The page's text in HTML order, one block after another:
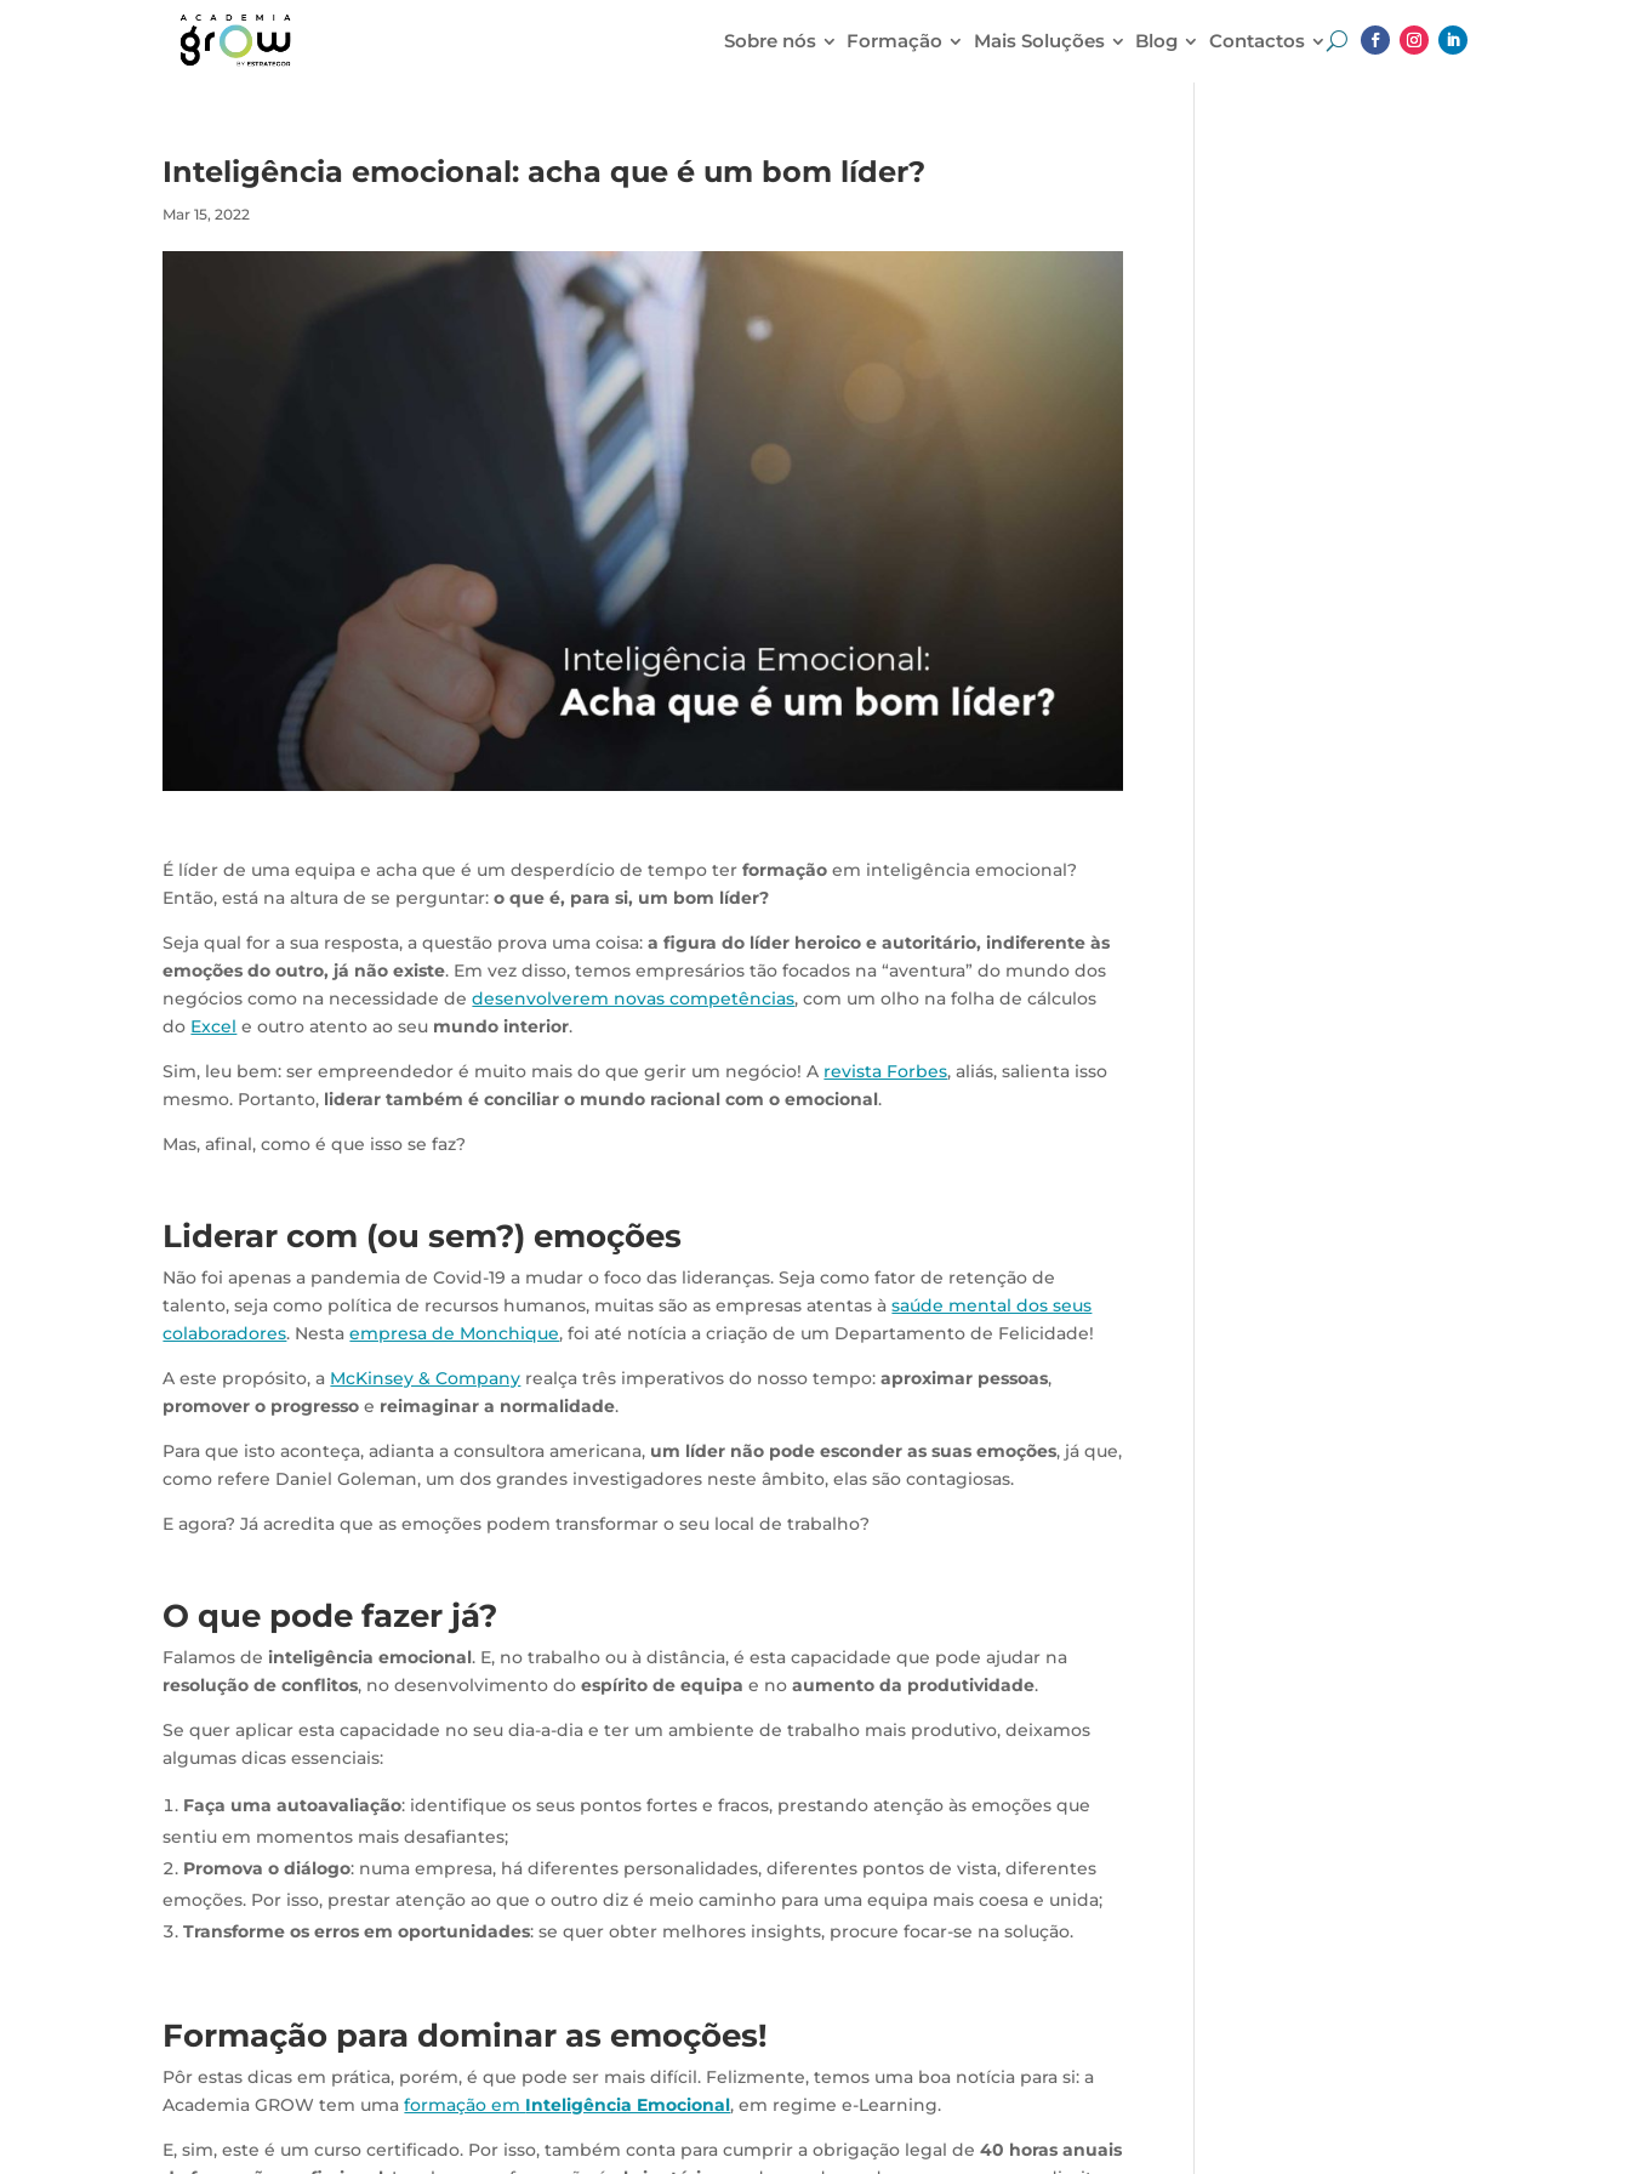
Sobre nós Formação Mais Soluções Blog Contactos
Inteligência emocional: acha que é um bom líder?
Mar 15, 2022
É líder de uma equipa e acha que é um desperdício de tempo terformação em inteligência emocional?
Então, está na altura de se perguntar:o que é, para si, um bom líder?
Seja qual for a sua resposta, a questão prova uma coisa:a figura do líder heroico e autoritário, indiferente às
emoções do outro, já não existe. Em vez disso, temos empresários tão focados na “aventura” do mundo dos
negócios como na necessidade dedesenvolverem novas competências, com um olho na folha de cálculos
do Excel e outro atento ao seu mundo interior.
Sim, leu bem: ser empreendedor é muito mais do que gerir um negócio! A revista Forbes, aliás, salienta isso
mesmo. Portanto, liderar também é conciliar o mundo racional com o emocional.
Mas, afinal, como é que isso se faz?
Liderar com (ou sem?) emoções
Não foi apenas a pandemia de Covid-19 a mudar o foco das lideranças. Seja como fator de retenção de
talento, seja como política de recursos humanos, muitas são as empresas atentas àsaúde mental dos seus
colaboradores. Nestaempresa de Monchique, foi até notícia a criação de um Departamento de Felicidade!
A este propósito, a McKinsey & Company realça três imperativos do nosso tempo:aproximar pessoas,
promover o progresso e reimaginar a normalidade.
Para que isto aconteça, adianta a consultora americana, um líder não pode esconder as suas emoções, já que,
como refere Daniel Goleman, um dos grandes investigadores neste âmbito, elas são contagiosas.
E agora? Já acredita que as emoções podem transformar o seu local de trabalho?
O que pode fazer já?
Falamos deinteligência emocional. E, no trabalho ou à distância, é esta capacidade que pode ajudar na
resolução de conflitos, no desenvolvimento doespírito de equipa e noaumento da produtividade.
Se quer aplicar esta capacidade no seu dia-a-dia e ter um ambiente de trabalho mais produtivo, deixamos
algumas dicas essenciais:
Faça uma autoavaliação: identifique os seus pontos fortes e fracos, prestando atenção às emoções que
sentiu em momentos mais desafiantes;
Promova o diálogo: numa empresa, há diferentes personalidades, diferentes pontos de vista, diferentes
emoções. Por isso, prestar atenção ao que o outro diz é meio caminho para uma equipa mais coesa e unida;
Transforme os erros em oportunidades: se quer obter melhores insights, procure focar-se na solução.
Formação para dominar as emoções!
Pôr estas dicas em prática, porém, é que pode ser mais difícil. Felizmente, temos uma boa notícia para si: a
Academia GROW tem umaformação em Inteligência Emocional, em regime e-Learning.
E, sim, este é um curso certificado. Por isso, também conta para cumprir a obrigação legal de40 horas anuais